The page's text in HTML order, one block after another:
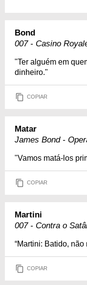
Bond
007 - Casino
"Ter alguém em
dinheiro."
COPIAR
Matar
James Bond -
"Vamos matá-los
COPIAR
Martini
007 - Contra o
“Martini: Batido, não
COPIAR